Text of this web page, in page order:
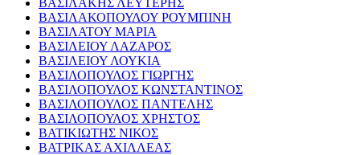
ΒΑΣΙΛΑΚΗΣ ΛΕΥΤΕΡΗΣ
ΒΑΣΙΛΑΚΟΠΟΥΛΟΥ ΡΟΥΜΠΙΝΗ
ΒΑΣΙΛΑΤΟΥ ΜΑΡΙΑ
ΒΑΣΙΛΕΙΟΥ ΛΑΖΑΡΟΣ
ΒΑΣΙΛΕΙΟΥ ΛΟΥΚΙΑ
ΒΑΣΙΛΟΠΟΥΛΟΣ ΓΙΩΡΓΗΣ
ΒΑΣΙΛΟΠΟΥΛΟΣ ΚΩΝΣΤΑΝΤΙΝΟΣ
ΒΑΣΙΛΟΠΟΥΛΟΣ ΠΑΝΤΕΛΗΣ
ΒΑΣΙΛΟΠΟΥΛΟΣ ΧΡΗΣΤΟΣ
ΒΑΤΙΚΙΩΤΗΣ ΝΙΚΟΣ
ΒΑΤΡΙΚΑΣ ΑΧΙΛΛΕΑΣ